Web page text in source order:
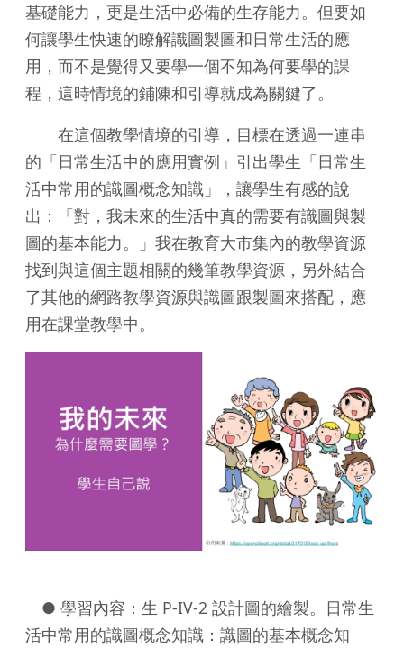
基礎能力，更是生活中必備的生存能力。但要如
何讓學生快速的瞭解識圖製圖和日常生活的應
用，而不是覺得又要學一個不知為何要學的課
程，這時情境的鋪陳和引導就成為關鍵了。
在這個教學情境的引導，目標在透過一連串
的「日常生活中的應用實例」引出學生「日常生
活中常用的識圖概念知識」，讓學生有感的說
出：「對，我未來的生活中真的需要有識圖與製
圖的基本能力。」我在教育大市集內的教學資源
找到與這個主題相關的幾筆教學資源，另外結合
了其他的網路教學資源與識圖跟製圖來搭配，應
用在課堂教學中。
● 學習內容：生 P-IV-2 設計圖的繪製。日常生
活中常用的識圖概念知識：識圖的基本概念知